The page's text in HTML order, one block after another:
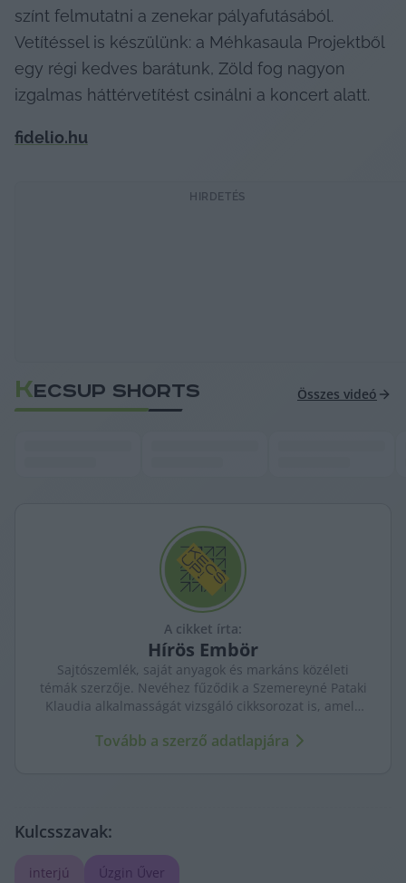
színt felmutatni a zenekar pályafutásából.
Vetítéssel is készülünk: a Méhkasaula Projektből
egy régi kedves barátunk, Zöld fog nagyon
izgalmas háttérvetítést csinálni a koncert alatt.
fidelio.hu
HIRDETÉS
KECSUP SHORTS Összes videó
A cikket írta:
Hírös Embör
Sajtószemlék, saját anyagok és markáns közéleti
témák szerzője. Nevéhez fűződik a Szemereyné Pataki
Klaudia alkalmasságát vizsgáló cikksorozat is, amely
Tovább a szerző adatlapjára
Kulcsszavak:
interjú Úzgin Űver